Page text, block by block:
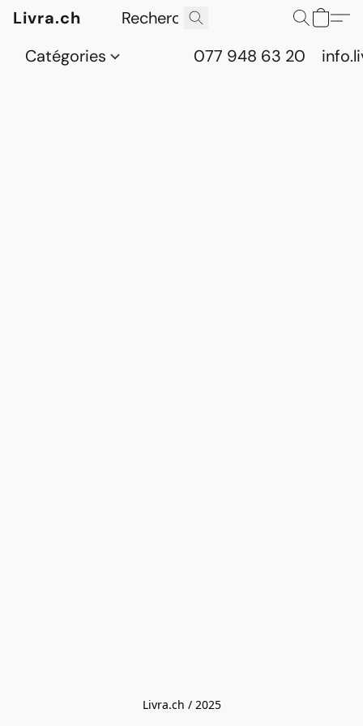
Livra.ch
Catégories
077 948 63 20
Livra.ch / 2025